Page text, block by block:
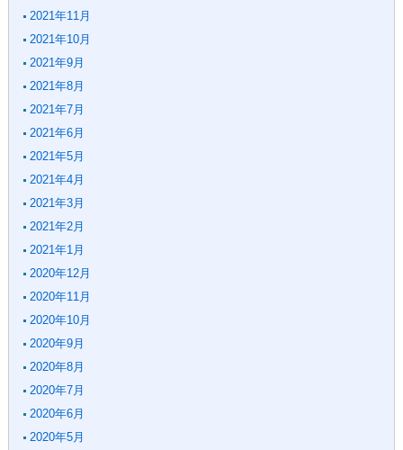
2021年11月
2021年10月
2021年9月
2021年8月
2021年7月
2021年6月
2021年5月
2021年4月
2021年3月
2021年2月
2021年1月
2020年12月
2020年11月
2020年10月
2020年9月
2020年8月
2020年7月
2020年6月
2020年5月